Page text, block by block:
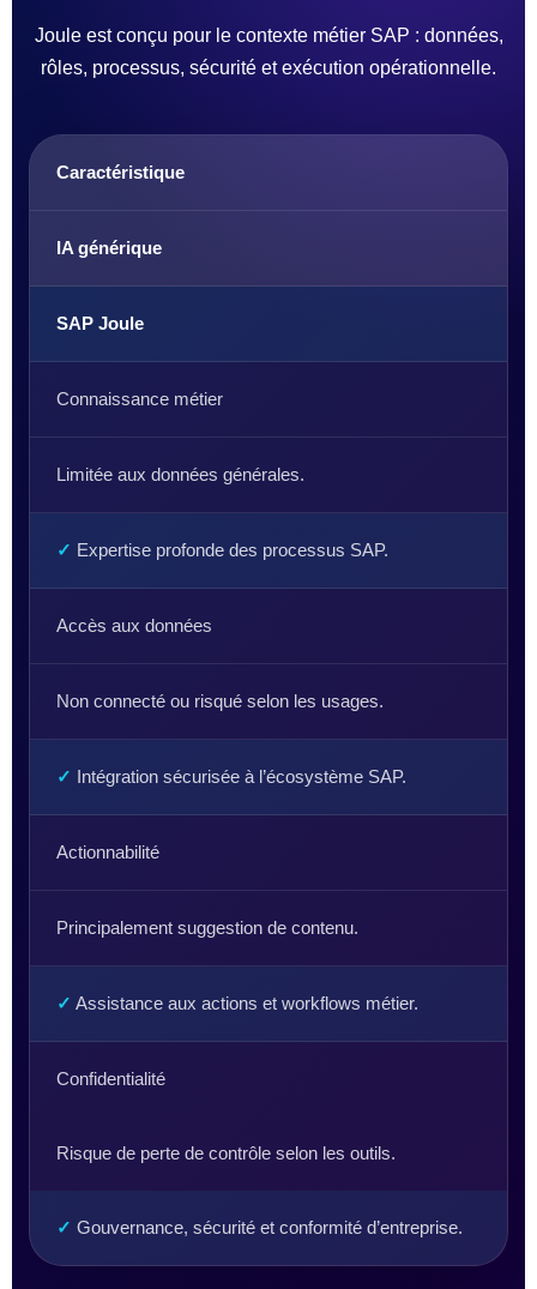
Joule est conçu pour le contexte métier SAP : données,
rôles, processus, sécurité et exécution opérationnelle.
Caractéristique
IA générique
SAP Joule
Connaissance métier
Limitée aux données générales.
✓ Expertise profonde des processus SAP.
Accès aux données
Non connecté ou risqué selon les usages.
✓ Intégration sécurisée à l’écosystème SAP.
Actionnabilité
Principalement suggestion de contenu.
✓ Assistance aux actions et workflows métier.
Confidentialité
Risque de perte de contrôle selon les outils.
✓ Gouvernance, sécurité et conformité d’entreprise.